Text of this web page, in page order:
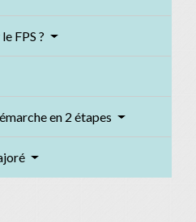
FPS ?
en 2 étapes